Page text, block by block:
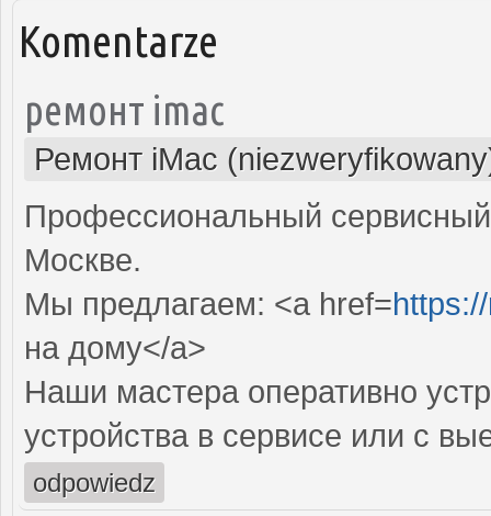
Komentarze
ремонт imac
Ремонт iMac
Профессиональный
Москве.
Мы предлагаем: <a href=
на дому</a>
Наши мастера оперативно
устройства в сервисе или с
odpowiedz